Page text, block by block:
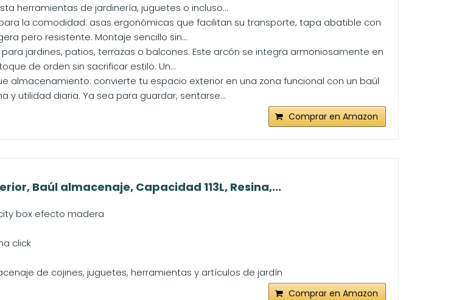
herramientas de jardinería, juguetes o incluso...
la comodidad: asas ergonómicas que facilitan su transporte, tapa abatible con
pero resistente. Montaje sencillo sin...
jardines, patios, terrazas o balcones. Este arcón se integra armoniosamente en
de orden sin sacrificar estilo. Un...
almacenamiento: convierte tu espacio exterior en una zona funcional con un baúl
y utilidad diaria. Ya sea para guardar, sentarse...
Comprar en Amazon
Baúl almacenaje, Capacidad 113L, Resina,...
box efecto madera
click
de cojines, juguetes, herramientas y artículos de jardín
Comprar en Amazon